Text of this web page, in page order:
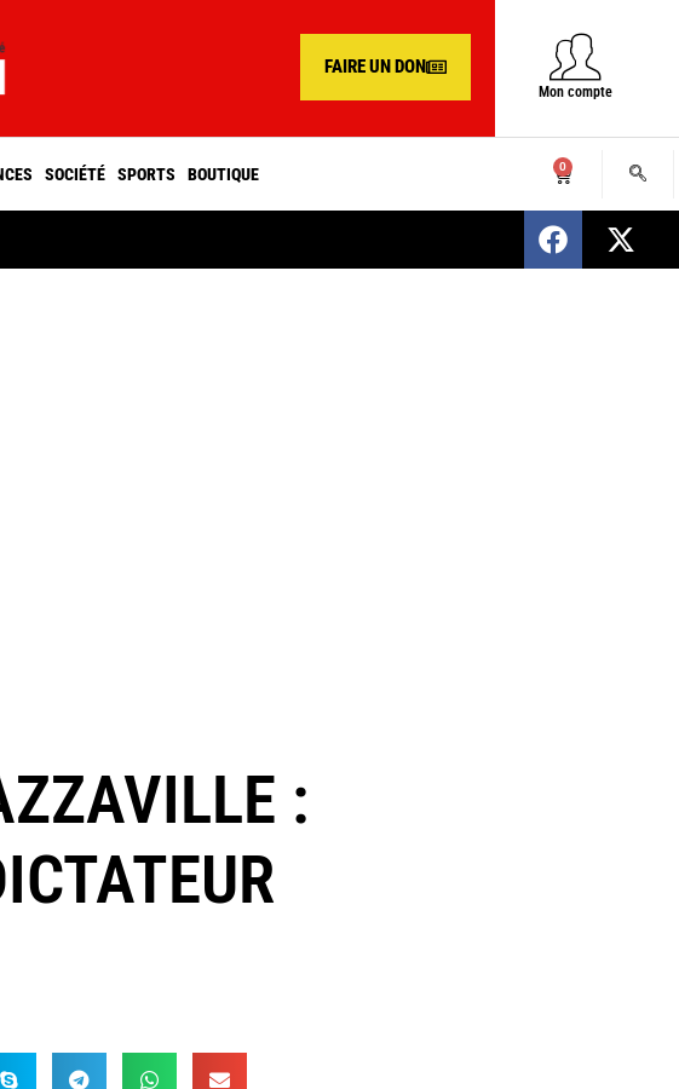
FAIRE UN DON
Mon compte
SOCIÉTÉ SPORTS BOUTIQUE 0
SENEGAL : Nomination d’un nouveau
: